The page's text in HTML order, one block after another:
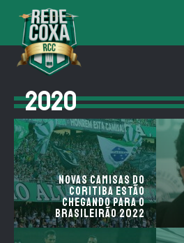
2020
Novas camisas do
Coritiba estão
chegando para o
Brasileirão 2022